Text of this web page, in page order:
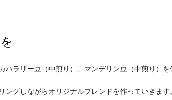
ラリー豆（中煎り）、マンデリン豆（中煎り）
グしながらオリジナルブレンドを作っていきます